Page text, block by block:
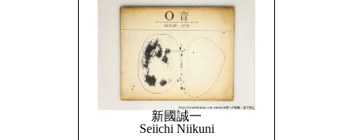
新國誠一
Seiichi Niikuni